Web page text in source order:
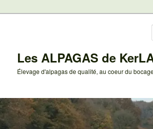
Les ALPAGAS de
Élevage d'alpagas de qualité, au coeur du